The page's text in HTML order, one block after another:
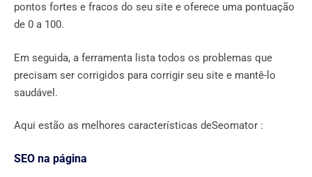
pontos fortes e fracos do seu site e oferece uma pontuação
de 0 a 100.
Em seguida, a ferramenta lista todos os problemas que
precisam ser corrigidos para corrigir seu site e mantê-lo
saudável.
Aqui estão as melhores características deSeomator :
SEO na página